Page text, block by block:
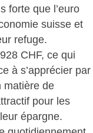
forte que l’euro
suisse et
refuge.
CHF, ce qui
à s’apprécier par
matière de
pour les
épargne.